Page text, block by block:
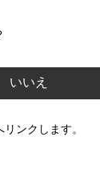
いいえ
ンクします。